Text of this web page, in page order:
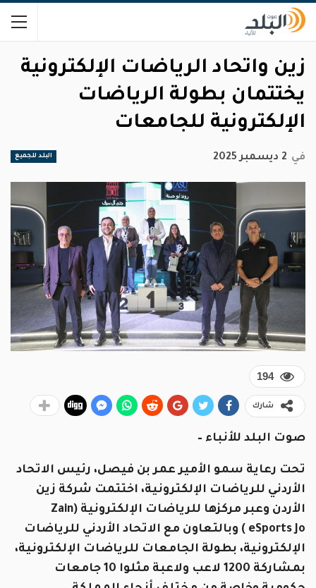
زين واتحاد الرياضات الإلكترونية
يختتمان بطولة الرياضات
الإلكترونية للجامعات
البلد للجميع في 2 ديسمبر 2025
194
شارك
صوت البلد للأنباء –
تحت رعاية سمو الأمير عمر بن فيصل، رئيس الاتحاد
الأردني للرياضات الإلكترونية، اختتمت شركة زين
الأردن وعبر مركزها للرياضات الإلكترونية (Zain
eSports Jo ) وبالتعاون مع الاتحاد الأردني للرياضات
الإلكترونية، بطولة الجامعات للرياضات الإلكترونية،
بمشاركة 1200 لاعب ولاعبة مثلوا 10 جامعات